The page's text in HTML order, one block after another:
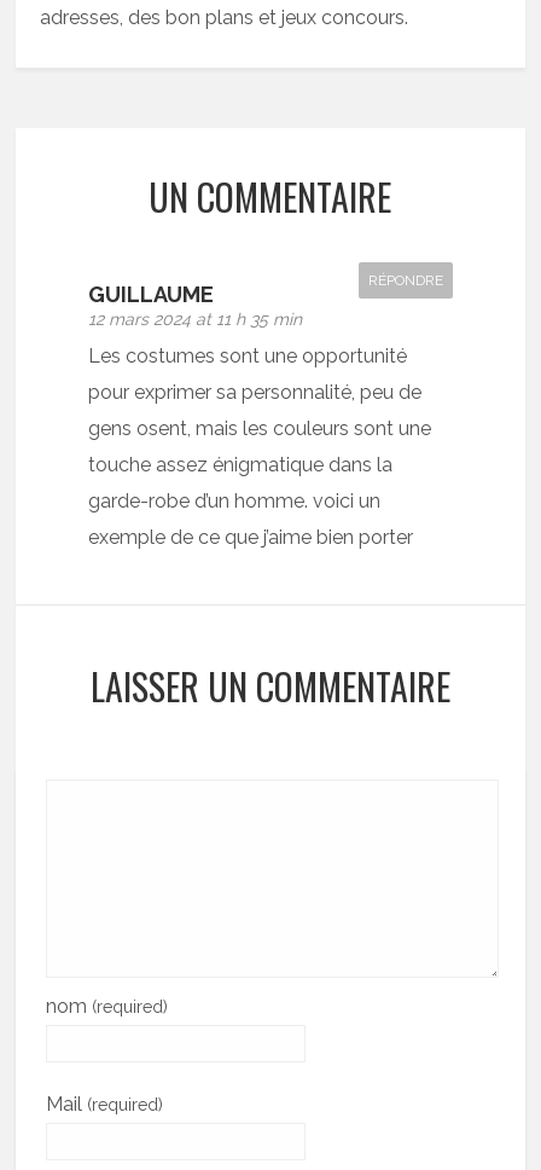
adresses, des bon plans et jeux concours.
UN COMMENTAIRE
GUILLAUME
12 mars 2024 at 11 h 35 min
RÉPONDRE
Les costumes sont une opportunité
pour exprimer sa personnalité, peu de
gens osent, mais les couleurs sont une
touche assez énigmatique dans la
garde-robe d’un homme. voici un
exemple de ce que j’aime bien porter
LAISSER UN COMMENTAIRE
nom (required)
Mail (required)